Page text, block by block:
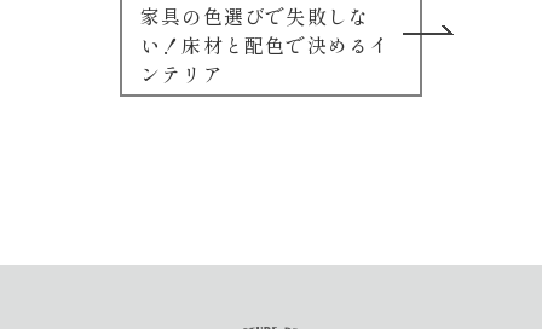
家具の色選びで失敗しな
い！床材と配色で決めるイ
ンテリア